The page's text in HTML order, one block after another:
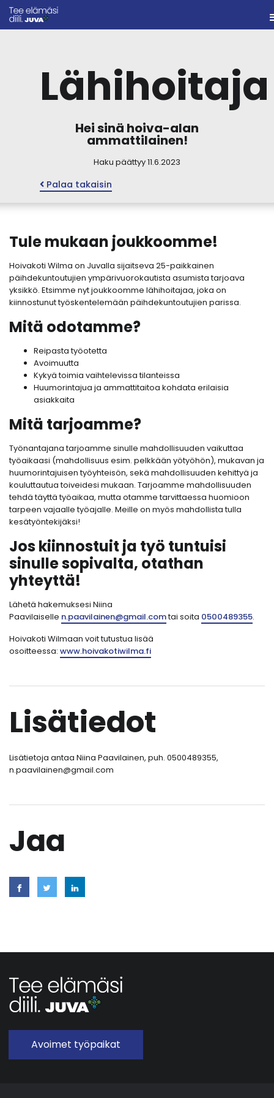
Lähihoitaja
Hei sinä hoiva-alan
ammattilainen!
Haku päättyy 11.6.2023
Palaa takaisin
Tule mukaan joukkoomme!
Hoivakoti Wilma on Juvalla sijaitseva 25-paikkainen
päihdekuntoutujien ympärivuorokautista asumista tarjoava
yksikkö. Etsimme nyt joukkoomme lähihoitajaa, joka on
kiinnostunut työskentelemään päihdekuntoutujien parissa.
Mitä odotamme?
Reipasta työotetta
Avoimuutta
Kykyä toimia vaihtelevissa tilanteissa
Huumorintajua ja ammattitaitoa kohdata erilaisia
asiakkaita
Mitä tarjoamme?
Työnantajana tarjoamme sinulle mahdollisuuden vaikuttaa
työaikaasi (mahdollisuus esim. pelkkään yötyöhön), mukavan ja
huumorintajuisen työyhteisön, sekä mahdollisuuden kehittyä ja
kouluttautua toiveidesi mukaan. Tarjoamme mahdollisuuden
tehdä täyttä työaikaa, mutta otamme tarvittaessa huomioon
tarpeen vajaalle työajalle. Meille on myös mahdollista tulla
kesätyöntekijäksi!
Jos kiinnostuit ja työ tuntuisi
sinulle sopivalta, otathan
yhteyttä!
Lähetä hakemuksesi Niina
Paavilaiselle n.paavilainen@gmail.comtai soita 0500489355.
Hoivakoti Wilmaan voit tutustua lisää
osoitteessa: www.hoivakotiwilma.fi⁠
Lisätiedot
Lisätietoja antaa Niina Paavilainen, puh. 0500489355,
n.paavilainen@gmail.com
Jaa
Avoimet työpaikat